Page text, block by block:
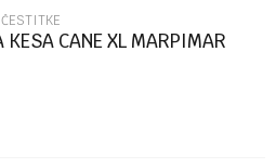
KESA CANE XL MARPIMAR